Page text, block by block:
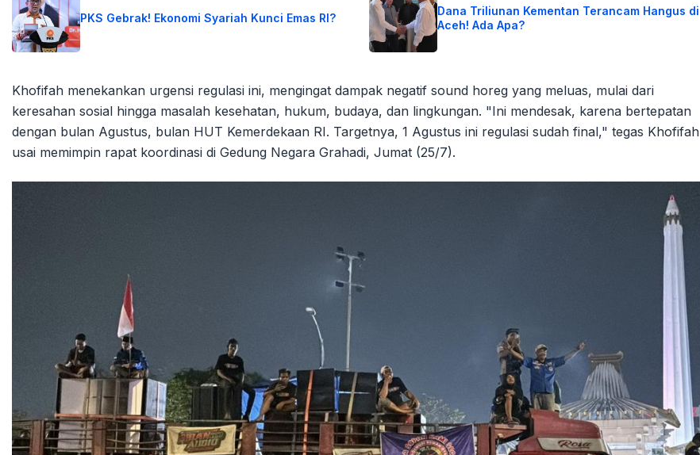
PKS Gebrak! Ekonomi Syariah Kunci Emas RI?
Dana Triliunan Kementan Terancam Hangus di
Aceh! Ada Apa?
Khofifah menekankan urgensi regulasi ini, mengingat dampak negatif sound horeg yang meluas, mulai dari
keresahan sosial hingga masalah kesehatan, hukum, budaya, dan lingkungan. "Ini mendesak, karena bertepatan
dengan bulan Agustus, bulan HUT Kemerdekaan RI. Targetnya, 1 Agustus ini regulasi sudah final," tegas Khofifah
usai memimpin rapat koordinasi di Gedung Negara Grahadi, Jumat (25/7).